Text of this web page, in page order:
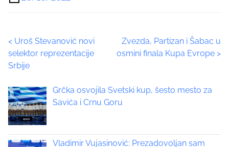
r
h
i
s
o
s
t
n
P
o
s
t
s
< Uroš Stevanović novi
selektor reprezentacije
Srbije
Zvezda, Partizan i Šabac u
osmini finala Kupa Evrope >
Grčka osvojila Svetski kup, šesto mesto za
Savića i Crnu Goru
Vladimir Vujasinović: Prezadovoljan sam